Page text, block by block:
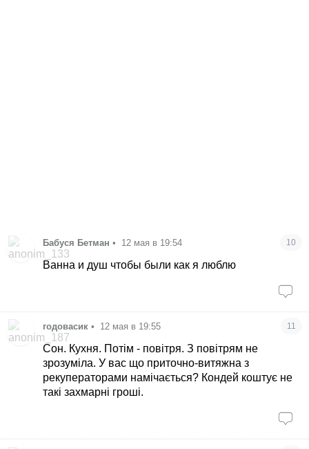
Бабуся Бетман • 12 мая в 19:54 10
Ванна и душ чтобы были как я люблю
годовасик • 12 мая в 19:55 11
Сон. Кухня. Потім - повітря. З повітрям не
зрозуміла. У вас що приточно-витяжна з
рекуператорами намічається? Кондей коштує не
такі захмарні гроші.